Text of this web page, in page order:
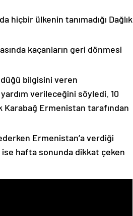
hiçbir ülkenin tanımadığı Dağlık
kaçanların geri dönmesi
bilgisini veren
verileceğini söyledi. 10
Karabağ Ermenistan tarafından
Ermenistan’a verdiği
ise hafta sonunda dikkat çeken